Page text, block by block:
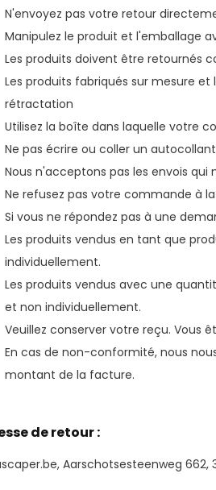
N'envoyez pas votre retour
Manipulez le produit et l'emballage
Les produits doivent être retournés
Les produits fabriqués sur mesure
rétractation
Utilisez la boîte dans laquelle votre
Ne pas écrire ou coller un
Nous n'acceptons pas les envois
Ne refusez pas votre commande à
Si vous ne répondez pas à une
Les produits vendus en tant que
individuellement.
Les produits vendus avec une
et non individuellement.
Veuillez conserver votre reçu. Vous
En cas de non-conformité, nous
montant de la facture.
de retour :
Aarschotsesteenweg 662,